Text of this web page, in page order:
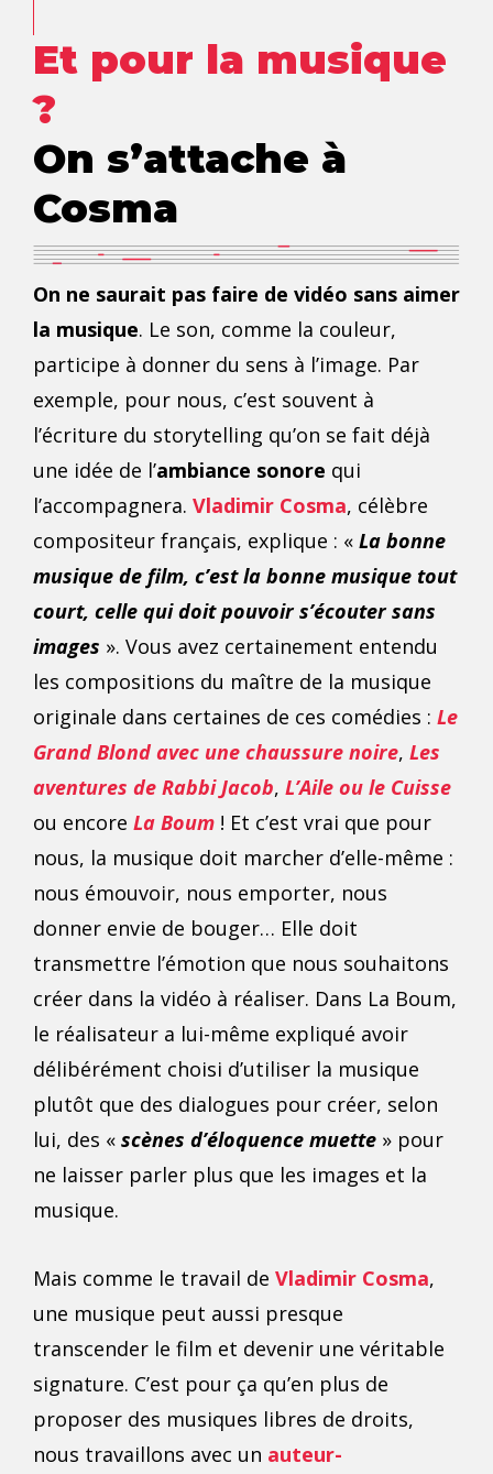
Et pour la musique
?
On s’attache à
Cosma
On ne saurait pas faire de vidéo sans aimer
la musique. Le son, comme la couleur,
participe à donner du sens à l’image. Par
exemple, pour nous, c’est souvent à
l’écriture du storytelling qu’on se fait déjà
une idée de l’ambiance sonore qui
l’accompagnera. Vladimir Cosma, célèbre
compositeur français, explique : « La bonne
musique de film, c’est la bonne musique tout
court, celle qui doit pouvoir s’écouter sans
images ». Vous avez certainement entendu
les compositions du maître de la musique
originale dans certaines de ces comédies : Le
Grand Blond avec une chaussure noire, Les
aventures de Rabbi Jacob, L’Aile ou le Cuisse
ou encore La Boum ! Et c’est vrai que pour
nous, la musique doit marcher d’elle-même :
nous émouvoir, nous emporter, nous
donner envie de bouger… Elle doit
transmettre l’émotion que nous souhaitons
créer dans la vidéo à réaliser. Dans La Boum,
le réalisateur a lui-même expliqué avoir
délibérément choisi d’utiliser la musique
plutôt que des dialogues pour créer, selon
lui, des « scènes d’éloquence muette » pour
ne laisser parler plus que les images et la
musique.
Mais comme le travail de Vladimir Cosma,
une musique peut aussi presque
transcender le film et devenir une véritable
signature. C’est pour ça qu’en plus de
proposer des musiques libres de droits,
nous travaillons avec un auteur-